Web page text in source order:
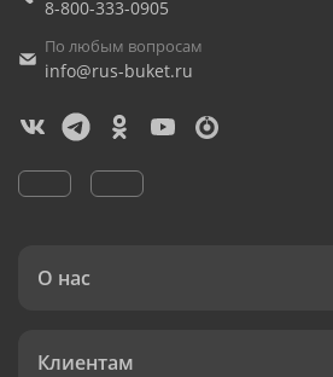
8-800-333-0905
По любым вопросам
info@rus-buket.ru
О нас
Клиентам